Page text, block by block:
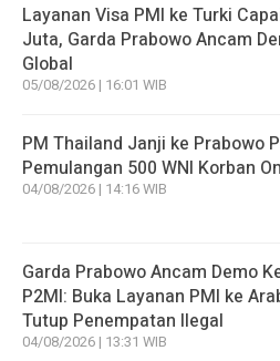
Layanan Visa PMI ke Turki
Juta, Garda Prabowo Ancam
Global
05/08/2026 | 16:01 WIB
PM Thailand Janji ke Prabowo
Pemulangan 500 WNI Korban
04/08/2026 | 14:16 WIB
Garda Prabowo Ancam Demo
P2MI: Buka Layanan PMI ke
Tutup Penempatan Ilegal
04/08/2026 | 13:31 WIB